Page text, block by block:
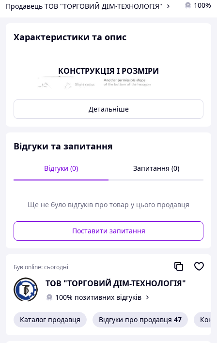
Продавець ТОВ "ТОРГОВИЙ ДІМ-ТЕХНОЛОГІЯ" 100%
Характеристики та опис
КОНСТРУКЦІЯ І РОЗМІРИ
Детальніше
Відгуки та запитання
Відгуки (0) Запитання (0)
Ще не було відгуків про товар у цього продавця
Поставити запитання
Був online:сьогодні
ТОВ "ТОРГОВИЙ ДІМ-ТЕХНОЛОГІЯ"
100% позитивних відгуків
Каталог продавця Відгуки про продавця 47